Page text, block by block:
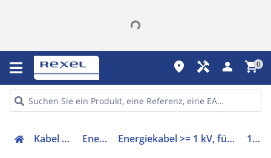
place handyman person shopping_cart0
Kabel & Leitungen Energiekabel Energiekabel >= 1 kV, für ortsveränderlichen Einsatz 11598